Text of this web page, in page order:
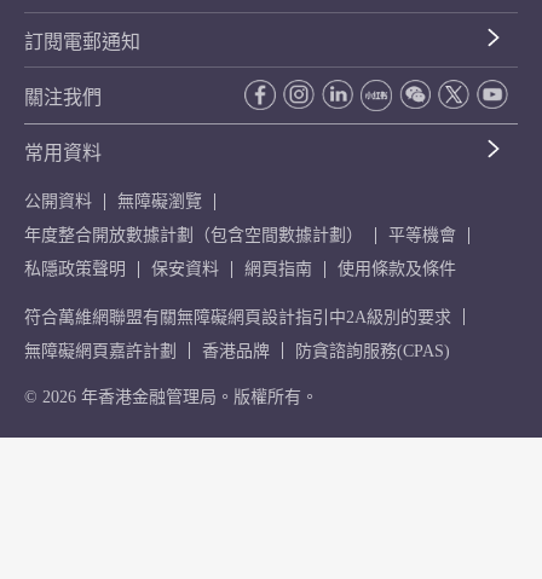
訂閱電郵通知
關注我們
常用資料
公開資料
無障礙瀏覽
年度整合開放數據計劃（包含空間數據計劃）
平等機會
私隱政策聲明
保安資料 網頁指南 使用條款及條件
符合萬維網聯盟有關無障礙網頁設計指引中2A級別的要求
無障礙網頁嘉許計劃
香港品牌 防貪諮詢服務(CPAS)
© 2026 年香港金融管理局。版權所有。